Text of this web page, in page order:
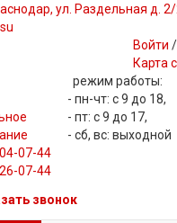
ул. Раздельная д.
Войти /
Карта
режим работы:
- пн-чт: с 9 до 18,
- пт: с 9 до 17,
- сб, вс: выходной
07-44
07-44
звонок